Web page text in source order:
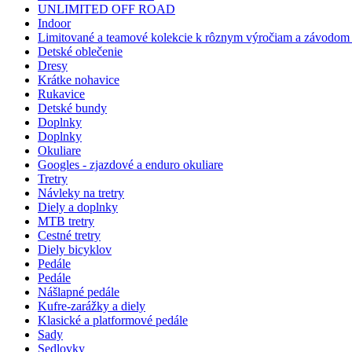
UNLIMITED OFF ROAD
Indoor
Limitované a teamové kolekcie k rôznym výročiam a
Detské oblečenie
Dresy
Krátke nohavice
Rukavice
Detské bundy
Doplnky
Doplnky
Okuliare
Googles - zjazdové a enduro okuliare
Tretry
Návleky na tretry
Diely a doplnky
MTB tretry
Cestné tretry
Diely bicyklov
Pedále
Pedále
Nášlapné pedále
Kufre-zarážky a diely
Klasické a platformové pedále
Sady
Sedlovky